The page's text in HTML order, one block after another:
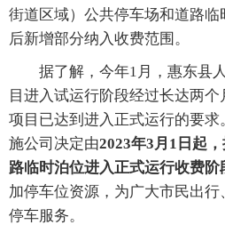
街道区域）公共停车场和道路临
后新增部分纳入收费范围。
据了解，今年1月，惠东县人
目进入试运行阶段经过长达两
项目已达到进入正式运行的要
施公司决定由2023年3月1日起
路临时泊位进入正式运行收费阶
加停车位资源，为广大市民出
停车服务。